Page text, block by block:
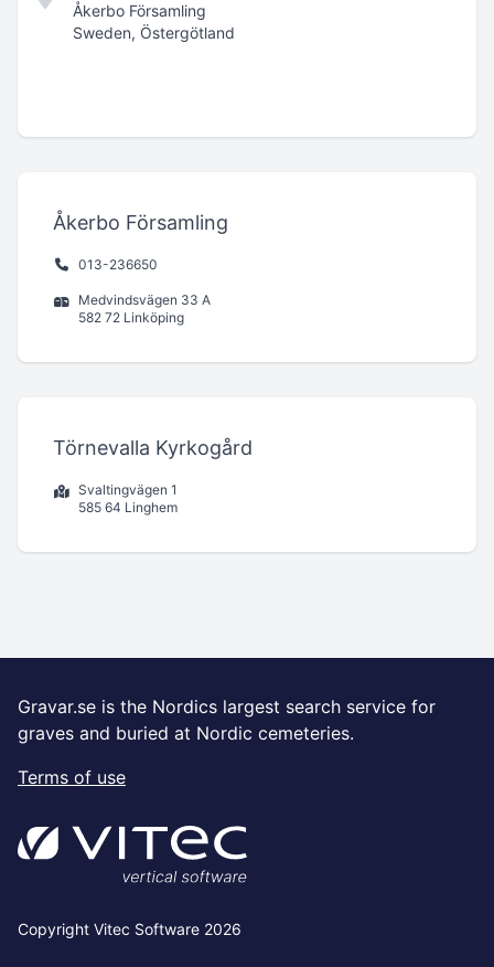
Åkerbo Församling
Sweden, Östergötland
Åkerbo Församling
013-236650
Medvindsvägen 33 A
582 72 Linköping
Törnevalla Kyrkogård
Svaltingvägen 1
585 64 Linghem
Gravar.se is the Nordics largest search service for
graves and buried at Nordic cemeteries.
Terms of use
Copyright Vitec Software 2026